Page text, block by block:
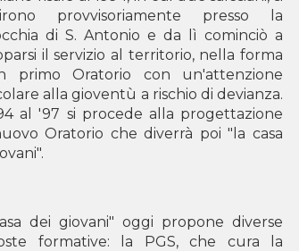
provvisoriamente presso la
di S. Antonio e da lì cominciò a
il servizio al territorio, nella forma
primo Oratorio con un'attenzione
alla gioventù a rischio di devianza.
al '97 si procede alla progettazione
Oratorio che diverrà poi "la casa
dei giovani" oggi propone diverse
formative: la PGS, che cura la